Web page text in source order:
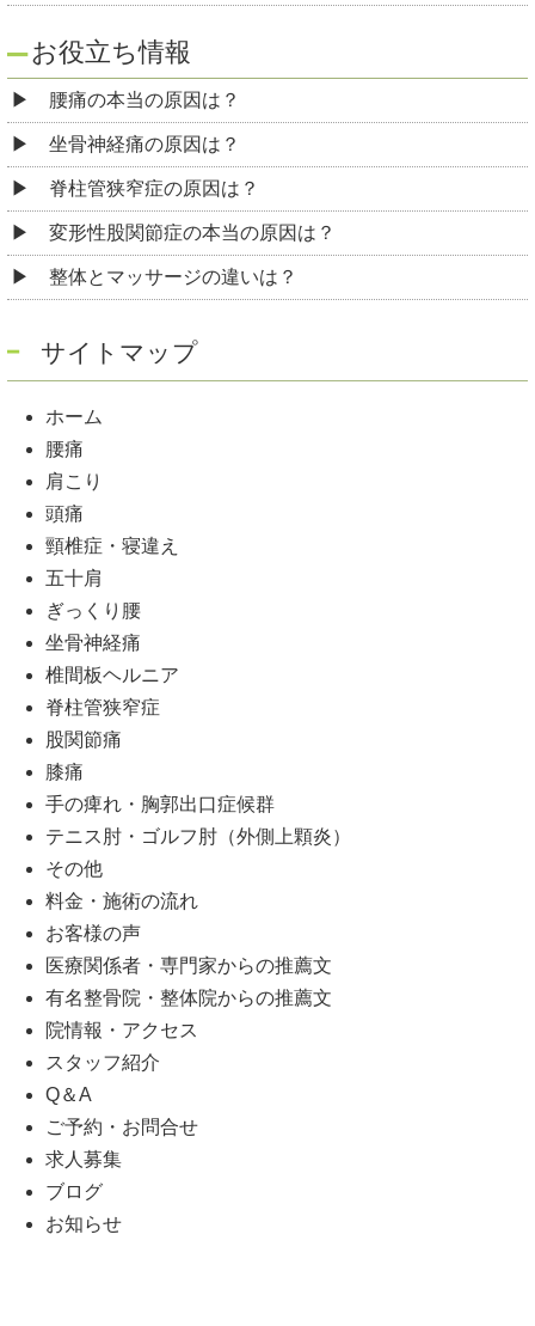
お役立ち情報
腰痛の本当の原因は？
坐骨神経痛の原因は？
脊柱管狭窄症の原因は？
変形性股関節症の本当の原因は？
整体とマッサージの違いは？
サイトマップ
ホーム
腰痛
肩こり
頭痛
頸椎症・寝違え
五十肩
ぎっくり腰
坐骨神経痛
椎間板ヘルニア
脊柱管狭窄症
股関節痛
膝痛
手の痺れ・胸郭出口症候群
テニス肘・ゴルフ肘（外側上顆炎）
その他
料金・施術の流れ
お客様の声
医療関係者・専門家からの推薦文
有名整骨院・整体院からの推薦文
院情報・アクセス
スタッフ紹介
Q＆A
ご予約・お問合せ
求人募集
ブログ
お知らせ